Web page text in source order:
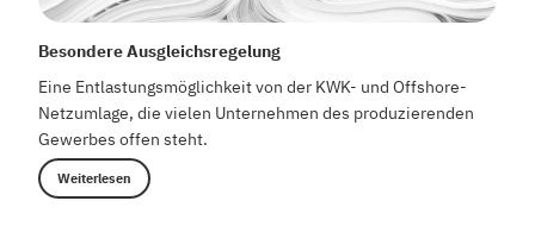
Besondere Ausgleichsregelung
Eine Entlastungsmöglichkeit von der KWK- und Offshore-
Netzumlage, die vielen Unternehmen des produzierenden
Gewerbes offen steht.
Weiterlesen